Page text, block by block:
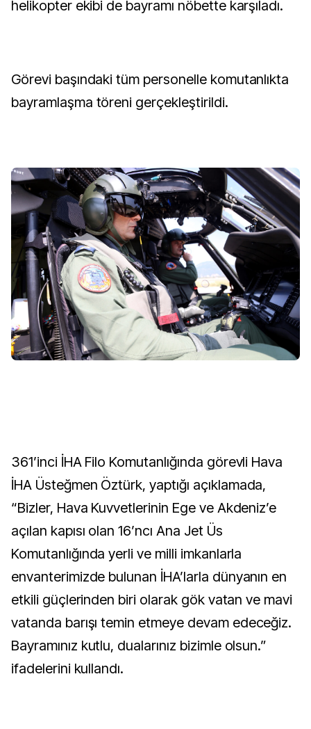
helikopter ekibi de bayramı nöbette karşıladı.
Görevi başındaki tüm personelle komutanlıkta
bayramlaşma töreni gerçekleştirildi.
361’inci İHA Filo Komutanlığında görevli Hava
İHA Üsteğmen Öztürk, yaptığı açıklamada,
“Bizler, Hava Kuvvetlerinin Ege ve Akdeniz’e
açılan kapısı olan 16’ncı Ana Jet Üs
Komutanlığında yerli ve milli imkanlarla
envanterimizde bulunan İHA’larla dünyanın en
etkili güçlerinden biri olarak gök vatan ve mavi
vatanda barışı temin etmeye devam edeceğiz.
Bayramınız kutlu, dualarınız bizimle olsun.”
ifadelerini kullandı.